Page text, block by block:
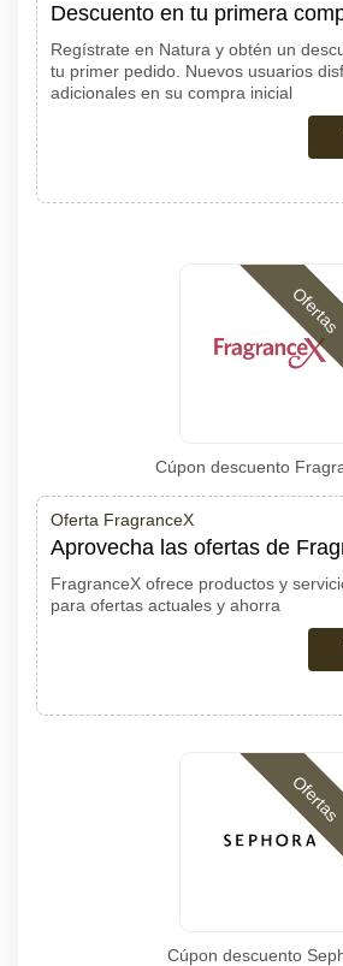
Descuento en tu primera
Regístrate en Natura y obtén un
tu primer pedido. Nuevos usuarios
adicionales en su compra inicial
Ofertas
Cúpon descuento
Oferta FragranceX
Aprovecha las ofertas de
FragranceX ofrece productos y
para ofertas actuales y ahorra
Ofertas
Cúpon descuento